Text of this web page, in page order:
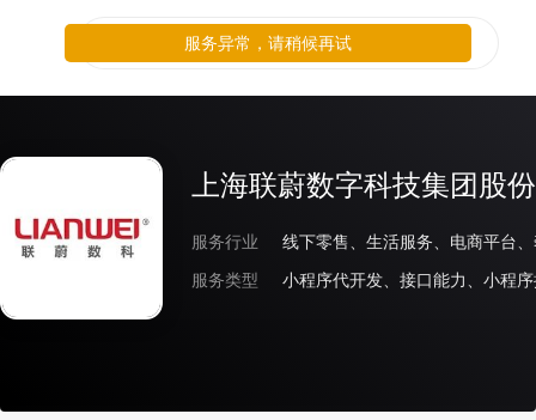
上海联蔚数字科技集团股
服务行业
服务类型
小程序代开发、接口能力、小程
服务异常，请稍候再试